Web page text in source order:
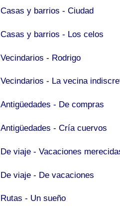
Casas y barrios - Ciudad
Casas y barrios - Los celos
Vecindarios - Rodrigo
Vecindarios - La vecina
Antigüedades - De compras
Antigüedades - Cría cuervos
De viaje - Vacaciones
De viaje - De vacaciones
Rutas - Un sueño